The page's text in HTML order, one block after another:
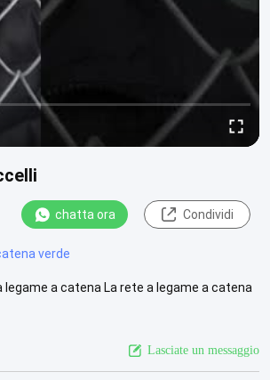
chatta ora Condividi
verde
a catena La rete a legame a catena
Lasciate un messaggio